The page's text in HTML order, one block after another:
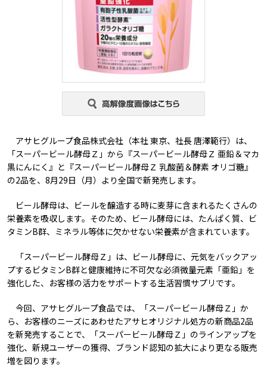
アサヒグループ食品株式会社（本社 東京、社長 唐澤範行）は、
「スーパービール酵母Ｚ」から『スーパービール酵母Ｚ 亜鉛＆マカ
黒にんにく』と『スーパービール酵母Ｚ 乳酸菌＆酵素 オリゴ糖』
の2品を、8月29日（月）より全国で新発売します。
ビール酵母は、ビールを醸造する時に麦芽に含まれるたくさんの
栄養素を吸収します。そのため、ビール酵母には、たんぱく質、ビ
タミンB群、ミネラル等体に欠かせない栄養素が含まれています。
「スーパービール酵母Ｚ」は、ビール酵母に、元気をバックアッ
プするビタミンB群と健康維持に不可欠な必須微量元素「亜鉛」を
強化した、お客様の活力をサポートする生活習慣サプリです。
今回、アサヒグループ食品では、「スーパービール酵母Ｚ」か
ら、お客様のニーズにあわせたアサヒオリジナル処方の新商品2品
を新発売することで、「スーパービール酵母Ｚ」のラインアップを
強化、新規ユーザーの獲得、ブランド認知の拡大により更なる販売
増を図ります。